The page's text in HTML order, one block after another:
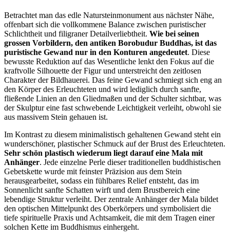
Betrachtet man das edle Natursteinmonument aus nächster Nähe,
offenbart sich die vollkommene Balance zwischen puristischer
Schlichtheit und filigraner Detailverliebtheit. Wie bei seinen
grossen Vorbildern, den antiken Borobudur Buddhas, ist das
puristische Gewand nur in den Konturen angedeutet. Diese
bewusste Reduktion auf das Wesentliche lenkt den Fokus auf die
kraftvolle Silhouette der Figur und unterstreicht den zeitlosen
Charakter der Bildhauerei. Das feine Gewand schmiegt sich eng an
den Körper des Erleuchteten und wird lediglich durch sanfte,
fließende Linien an den Gliedmaßen und der Schulter sichtbar, was
der Skulptur eine fast schwebende Leichtigkeit verleiht, obwohl sie
aus massivem Stein gehauen ist.
Im Kontrast zu diesem minimalistisch gehaltenen Gewand steht ein
wunderschöner, plastischer Schmuck auf der Brust des Erleuchteten.
Sehr schön plastisch wiederum liegt darauf eine Mala mit
Anhänger. Jede einzelne Perle dieser traditionellen buddhistischen
Gebetskette wurde mit feinster Präzision aus dem Stein
herausgearbeitet, sodass ein fühlbares Relief entsteht, das im
Sonnenlicht sanfte Schatten wirft und dem Brustbereich eine
lebendige Struktur verleiht. Der zentrale Anhänger der Mala bildet
den optischen Mittelpunkt des Oberkörpers und symbolisiert die
tiefe spirituelle Praxis und Achtsamkeit, die mit dem Tragen einer
solchen Kette im Buddhismus einhergeht.